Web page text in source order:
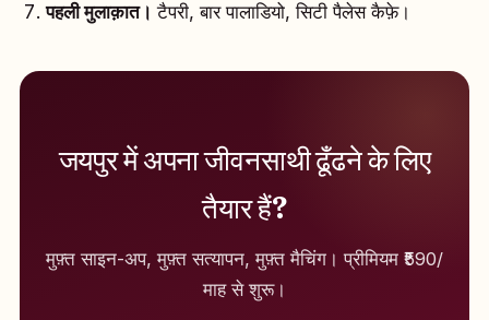
पहली मुलाक़ात। टैपरी, बार पालाडियो, सिटी पैलेस कैफ़े।
जयपुर में अपना जीवनसाथी ढूँढने के लिए
तैयार हैं?
मुफ़्त साइन-अप, मुफ़्त सत्यापन, मुफ़्त मैचिंग। प्रीमियम ₹590/
माह से शुरू।